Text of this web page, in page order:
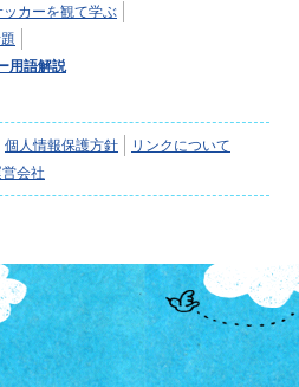
ッカーを観て学ぶ
用語解説
個人情報保護方針
リンクについて
会社